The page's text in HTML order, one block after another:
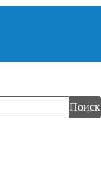
Поиск